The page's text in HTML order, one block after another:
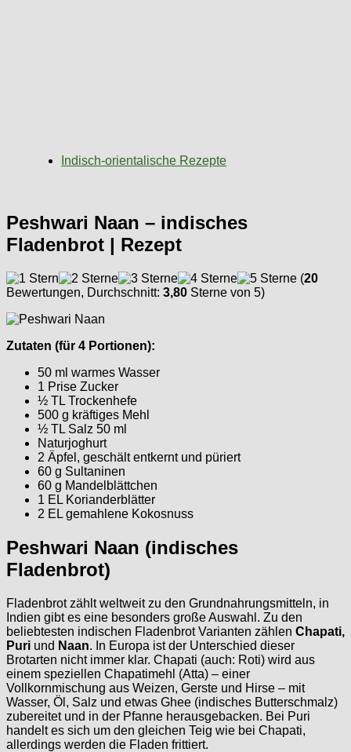
Indisch-orientalische Rezepte
Peshwari Naan – indisches
Fladenbrot | Rezept
(20
Bewertungen, Durchschnitt: 3,80 Sterne von 5)
Zutaten (für 4 Portionen):
50 ml warmes Wasser
1 Prise Zucker
½ TL Trockenhefe
500 g kräftiges Mehl
½ TL Salz 50 ml
Naturjoghurt
2 Äpfel, geschält entkernt und püriert
60 g Sultaninen
60 g Mandelblättchen
1 EL Korianderblätter
2 EL gemahlene Kokosnuss
Peshwari Naan (indisches
Fladenbrot)
Fladenbrot zählt weltweit zu den Grundnahrungsmitteln, in
Indien gibt es eine besonders große Auswahl. Zu den
beliebtesten indischen Fladenbrot Varianten zählen Chapati,
Puri und Naan. In Europa ist der Unterschied dieser
Brotarten nicht immer klar. Chapati (auch: Roti) wird aus
einem speziellen Chapatimehl (Atta) – einer
Vollkornmischung aus Weizen, Gerste und Hirse – mit
Wasser, Öl, Salz und etwas Ghee (indisches Butterschmalz)
zubereitet und in der Pfanne herausgebacken. Bei Puri
handelt es sich um den gleichen Teig wie bei Chapati,
allerdings werden die Fladen frittiert.